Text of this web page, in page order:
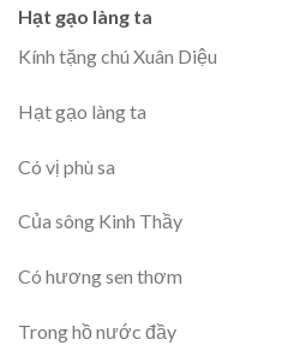
Hạt gạo làng ta
Kính tặng chú Xuân Diệu
Hạt gạo làng ta
Có vị phù sa
Của sông Kinh Thầy
Có hương sen thơm
Trong hồ nước đầy